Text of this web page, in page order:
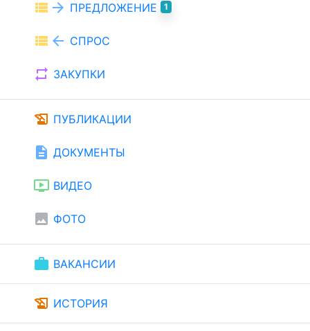
view_list arrow_forward ПРЕДЛОЖЕНИЕ 1
view_list arrow_back СПРОС
repeat ЗАКУПКИ
history_edu ПУБЛИКАЦИИ
description ДОКУМЕНТЫ
ondemand_video ВИДЕО
image ФОТО
work ВАКАНСИИ
history_edu ИСТОРИЯ